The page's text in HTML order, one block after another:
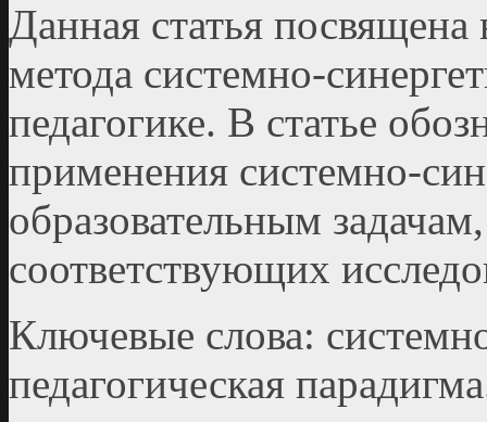
Данная статья
метода системно-
педагогике. В статье
применения системно-
образовательным
соответствующих
Ключевые слова:
педагогическая